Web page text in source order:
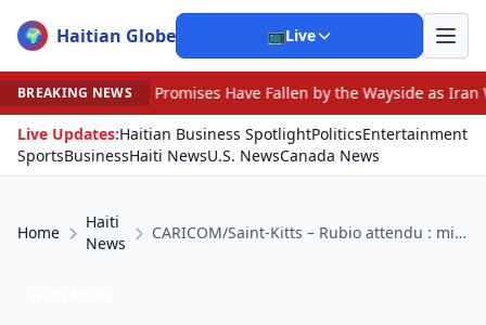
🌍 Haitian Globe 📺Live
BREAKING NEWS
Have Fallen by the Wayside as Iran War Drags On
Live Updates:Haitian Business SpotlightPoliticsEntertainment
SportsBusinessHaiti NewsU.S. NewsCanada News
Home
Haiti
News
CARICOM/Saint-Kitts – Rubio attendu : migration, trafics, Cuba et Haïti au cœur d’un sommet sous tension